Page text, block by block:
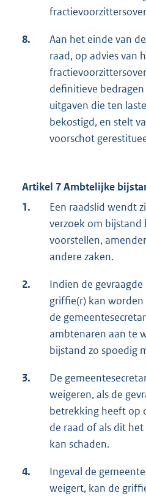
8.
Aan het einde van
raad, op advies van
definitieve
uitgaven die ten
bekostigd, en stelt
voorschot
Artikel 7 Ambtelijke
1.
Een raadslid wendt
verzoek om bijstand
voorstellen,
andere zaken.
2.
Indien de
griffie(r) kan
de
ambtenaren aan te
bijstand zo spoedig
3.
De
weigeren, als de
betrekking heeft op
de raad of als dit
kan schaden.
4.
Ingeval de
weigert, kan de